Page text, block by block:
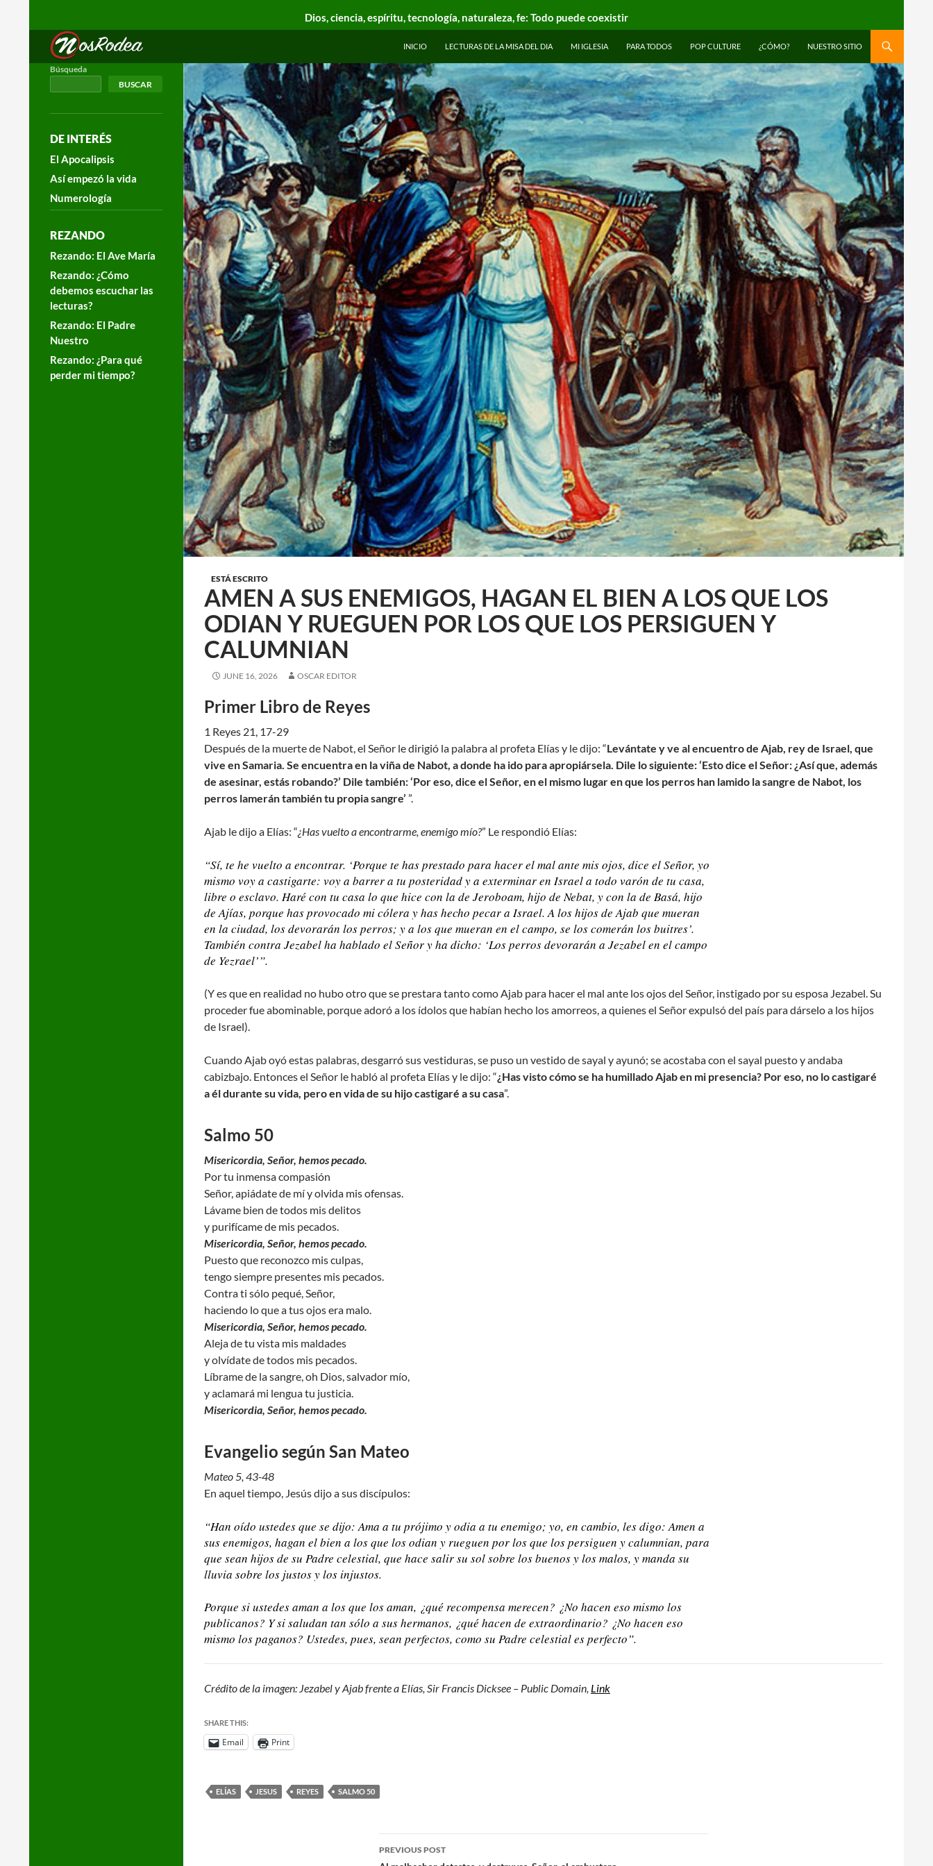
Dios, ciencia, espíritu, tecnología, naturaleza, fe: Todo puede coexistir
Nos Rodea
Search
INICIO LECTURAS DE LA MISA DEL DIA MI IGLESIA PARA TODOS POP CULTURE ¿CÓMO? NUESTRO SITIO
ESTÁ ESCRITO
AMEN A SUS ENEMIGOS, HAGAN EL BIEN A LOS QUE LOS
ODIAN Y RUEGUEN POR LOS QUE LOS PERSIGUEN Y
CALUMNIAN
JUNE 16, 2026 OSCAR EDITOR
Primer Libro de Reyes
1 Reyes 21, 17-29
Después de la muerte de Nabot, el Señor le dirigió la palabra al profeta Elías y le dijo: “Levántate y ve al encuentro de Ajab, rey de Israel, que
vive en Samaria. Se encuentra en la viña de Nabot, a donde ha ido para apropiársela. Dile lo siguiente: ‘Esto dice el Señor: ¿Así que, además
de asesinar, estás robando?’ Dile también: ‘Por eso, dice el Señor, en el mismo lugar en que los perros han lamido la sangre de Nabot, los
perros lamerán también tu propia sangre’ ”.
Ajab le dijo a Elías: “¿Has vuelto a encontrarme, enemigo mío?” Le respondió Elías:
“Sí, te he vuelto a encontrar. ‘Porque te has prestado para hacer el mal ante mis ojos, dice el Señor, yo
mismo voy a castigarte: voy a barrer a tu posteridad y a exterminar en Israel a todo varón de tu casa,
libre o esclavo. Haré con tu casa lo que hice con la de Jeroboam, hijo de Nebat, y con la de Basá, hijo
de Ajías, porque has provocado mi cólera y has hecho pecar a Israel. A los hijos de Ajab que mueran
en la ciudad, los devorarán los perros; y a los que mueran en el campo, se los comerán los buitres’.
También contra Jezabel ha hablado el Señor y ha dicho: ‘Los perros devorarán a Jezabel en el campo
de Yezrael’”.
(Y es que en realidad no hubo otro que se prestara tanto como Ajab para hacer el mal ante los ojos del Señor, instigado por su esposa Jezabel. Su
proceder fue abominable, porque adoró a los ídolos que habían hecho los amorreos, a quienes el Señor expulsó del país para dárselo a los hijos
de Israel).
Cuando Ajab oyó estas palabras, desgarró sus vestiduras, se puso un vestido de sayal y ayunó; se acostaba con el sayal puesto y andaba
cabizbajo. Entonces el Señor le habló al profeta Elías y le dijo: “¿Has visto cómo se ha humillado Ajab en mi presencia? Por eso, no lo castigaré
a él durante su vida, pero en vida de su hijo castigaré a su casa”.
Salmo 50
Misericordia, Señor, hemos pecado.
Por tu inmensa compasión
Señor, apiádate de mí y olvida mis ofensas.
Lávame bien de todos mis delitos
y purifícame de mis pecados.
Misericordia, Señor, hemos pecado.
Puesto que reconozco mis culpas,
tengo siempre presentes mis pecados.
Contra ti sólo pequé, Señor,
haciendo lo que a tus ojos era malo.
Misericordia, Señor, hemos pecado.
Aleja de tu vista mis maldades
y olvídate de todos mis pecados.
Líbrame de la sangre, oh Dios, salvador mío,
y aclamará mi lengua tu justicia.
Misericordia, Señor, hemos pecado.
Evangelio según San Mateo
Mateo 5, 43-48
En aquel tiempo, Jesús dijo a sus discípulos:
“Han oído ustedes que se dijo: Ama a tu prójimo y odia a tu enemigo; yo, en cambio, les digo: Amen a
sus enemigos, hagan el bien a los que los odian y rueguen por los que los persiguen y calumnian, para
que sean hijos de su Padre celestial, que hace salir su sol sobre los buenos y los malos, y manda su
lluvia sobre los justos y los injustos.
Porque si ustedes aman a los que los aman, ¿qué recompensa merecen? ¿No hacen eso mismo los
publicanos? Y si saludan tan sólo a sus hermanos, ¿qué hacen de extraordinario? ¿No hacen eso
mismo los paganos? Ustedes, pues, sean perfectos, como su Padre celestial es perfecto”.
Crédito de la imagen: Jezabel y Ajab frente a Elías, Sir Francis Dicksee – Public Domain, Link
SHARE THIS:
Email Print
ELÍAS JESUS REYES SALMO 50
PREVIOUS POST
Búsqueda
BUSCAR
DE INTERÉS
El Apocalipsis
Así empezó la vida
Numerología
REZANDO
Rezando: El Ave María
Rezando: ¿Cómo
debemos escuchar las
lecturas?
Rezando: El Padre
Nuestro
Rezando: ¿Para qué
perder mi tiempo?